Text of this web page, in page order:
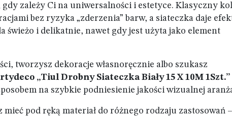
zależy Ci na uniwersalności i estetyce. Klasyczny
bez ryzyka „zderzenia” barw, a siateczka daje
świeżo i delikatnie, nawet gdy jest użyta jako element
tworzysz dekoracje własnoręcznie albo szukasz
„Tiul Drobny Siateczka Biały 15 X 10M 1Szt.”
na szybkie podniesienie jakości wizualnej
pod ręką materiał do różnego rodzaju zastosowań